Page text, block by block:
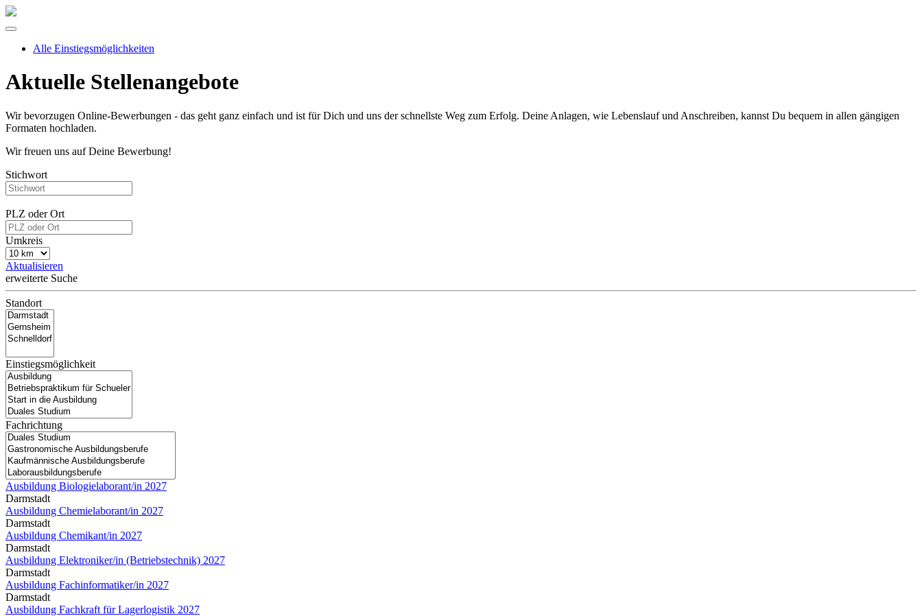
Alle Einstiegsmöglichkeiten
Aktuelle Stellenangebote
Wir bevorzugen Online-Bewerbungen - das geht ganz einfach und ist für Dich und uns der schnellste Weg zum Erfolg. Deine Anlagen, wie Lebenslauf und Anschreiben, kannst Du bequem in allen gängigen
Formaten hochladen.
Wir freuen uns auf Deine Bewerbung!
Stichwort
PLZ oder Ort
Umkreis
Aktualisieren
erweiterte Suche
Standort
Einstiegsmöglichkeit
Fachrichtung
Ausbildung Biologielaborant/in 2027
Darmstadt
Ausbildung Chemielaborant/in 2027
Darmstadt
Ausbildung Chemikant/in 2027
Darmstadt
Ausbildung Elektroniker/in (Betriebstechnik) 2027
Darmstadt
Ausbildung Fachinformatiker/in 2027
Darmstadt
Ausbildung Fachkraft für Lagerlogistik 2027